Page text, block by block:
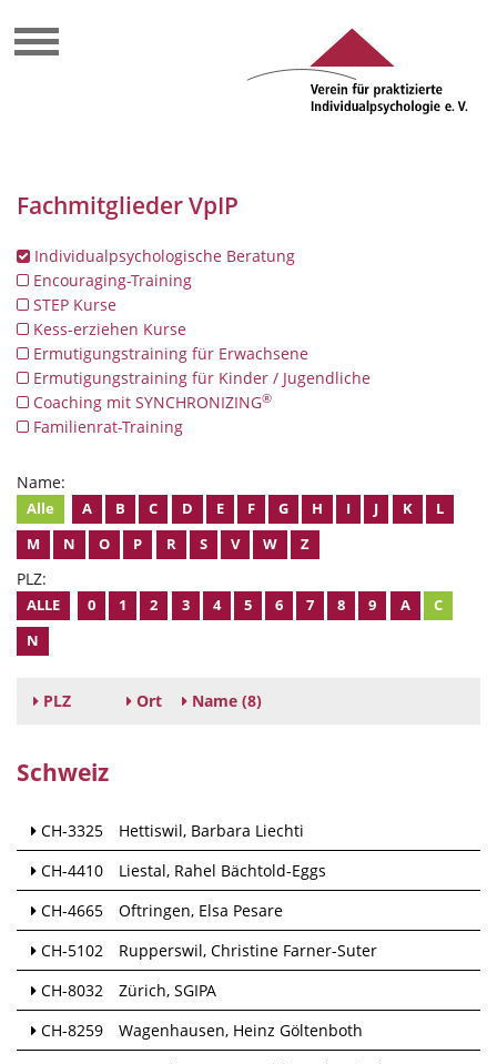
Fachmitglieder VpIP
Individualpsychologische Beratung
Encouraging-Training
STEP Kurse
Kess-erziehen Kurse
Ermutigungstraining für Erwachsene
Ermutigungstraining für Kinder / Jugendliche
Coaching mit SYNCHRONIZING®
Familienrat-Training
Name:
Alle A B C D E F G H I J K
L
M
N O P R S V W Z
PLZ:
ALLE 0 1 2 3 4 5 6 7 8 9 A
C
N
PLZ Ort Name (8)
Schweiz
CH-3325 Hettiswil Barbara Liechti
CH-4410
Liestal Rahel Bächtold-Eggs
CH-4665
Oftringen Elsa Pesare
CH-5102
Rupperswil Christine Farner-Suter
CH-8032
Zürich SGIPA
CH-8259
Wagenhausen Heinz Göltenboth